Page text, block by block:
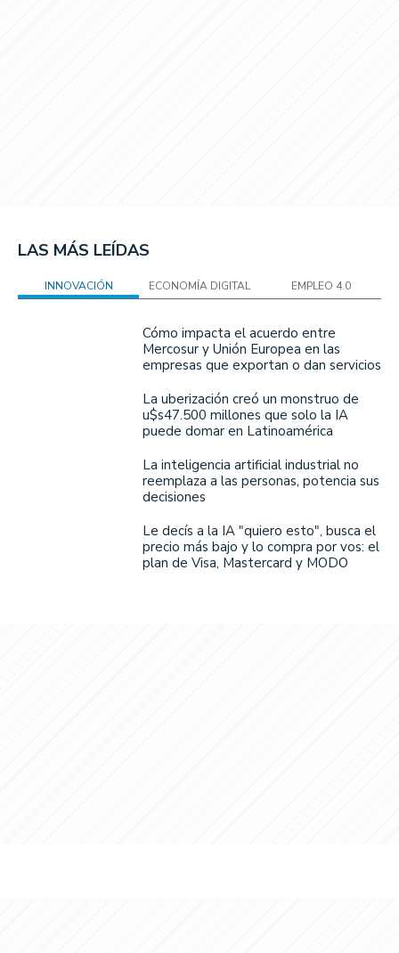
LAS MÁS LEÍDAS
INNOVACIÓN ECONOMÍA DIGITAL EMPLEO 4.0
Cómo impacta el acuerdo entre
Mercosur y Unión Europea en las
empresas que exportan o dan servicios
La uberización creó un monstruo de
u$s47.500 millones que solo la IA
puede domar en Latinoamérica
La inteligencia artificial industrial no
reemplaza a las personas, potencia sus
decisiones
Le decís a la IA "quiero esto", busca el
precio más bajo y lo compra por vos: el
plan de Visa, Mastercard y MODO